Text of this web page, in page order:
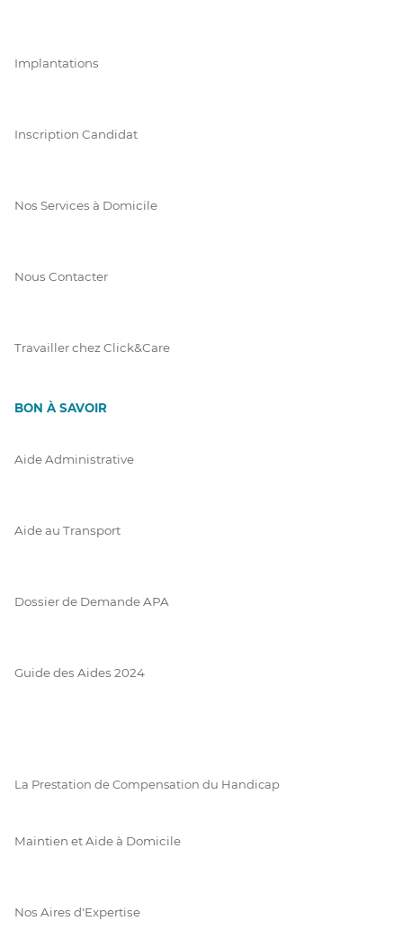
Implantations
Inscription Candidat
Nos Services à Domicile
Nous Contacter
Travailler chez Click&Care
BON À SAVOIR
Aide Administrative
Aide au Transport
Dossier de Demande APA
Guide des Aides 2024
La Prestation de Compensation du Handicap
Maintien et Aide à Domicile
Nos Aires d'Expertise